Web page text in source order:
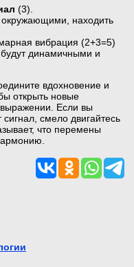
(3).
окружающими, находить
вибрация (2+3=5)
динамичными и
вдохновение и
открыть новые
Если вы
сигнал, смело двигайтесь
что перемены